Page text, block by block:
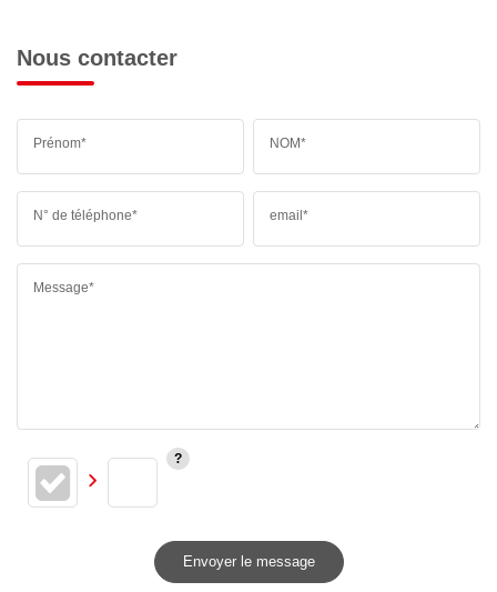
Nous contacter
Prénom* NOM*
N° de téléphone* email*
Message*
Envoyer le message